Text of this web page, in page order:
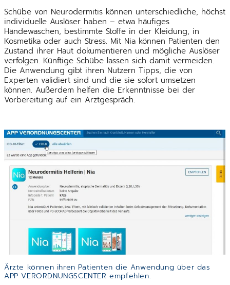
Schübe von Neurodermitis können unterschiedliche, höchst
individuelle Auslöser haben – etwa häufiges
Händewaschen, bestimmte Stoffe in der Kleidung, in
Kosmetika oder auch Stress. Mit Nia können Patienten den
Zustand ihrer Haut dokumentieren und mögliche Auslöser
verfolgen. Künftige Schübe lassen sich damit vermeiden.
Die Anwendung gibt ihren Nutzern Tipps, die von
Experten validiert sind und die sie sofort umsetzen
können. Außerdem helfen die Erkenntnisse bei der
Vorbereitung auf ein Arztgespräch.
Ärzte können ihren Patienten die Anwendung über das
APP VERORDNUNGSCENTER empfehlen.